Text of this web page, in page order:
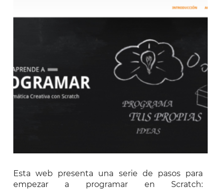
Esta web presenta una serie de pasos para
empezar a programar en Scratch: